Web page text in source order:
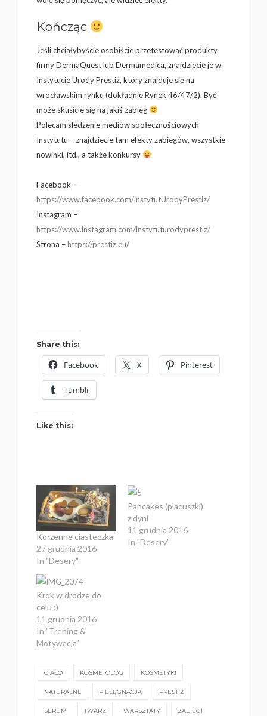
Kończąc
Jeśli chciałybyście osobiście przetestować produkty
firmy DermaQuest lub Dermamedica, znajdziecie je w
Instytucie Urody Prestiż, który znajduje się na
wrocławskim rynku (dokładnieRynek 46/47/2). Być
może skusicie się na jakiś zabieg
Polecam śledzenie mediów społecznościowych
Instytutu – znajdziecie tam efekty zabiegów, wszystkie
nowinki, itd., a także konkursy
Facebook –
https://www.facebook.com/instytutUrodyPrestiz/
Instagram –
https://www.instagram.com/instytuturodyprestiz/
Strona –https://prestiz.eu/
Share this:
Facebook X Pinterest
Tumblr
Like this:
Korzenne ciasteczka
27 grudnia 2016
In "Desery"
Pancakes (placuszki)
z dyni
11 grudnia 2016
In "Desery"
Krok w drodze do
celu :)
11 grudnia 2016
In "Trening &
Motywacja"
CIAŁO KOSMETOLOG KOSMETYKI
NATURALNE PIELĘGNACJA PRESTIŻ
SERUM TWARZ WARSZTATY ZABIEGI